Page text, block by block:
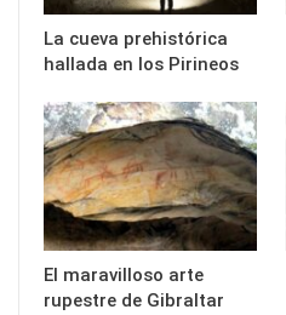
La cueva prehistórica
hallada en los Pirineos
El maravilloso arte
rupestre de Gibraltar